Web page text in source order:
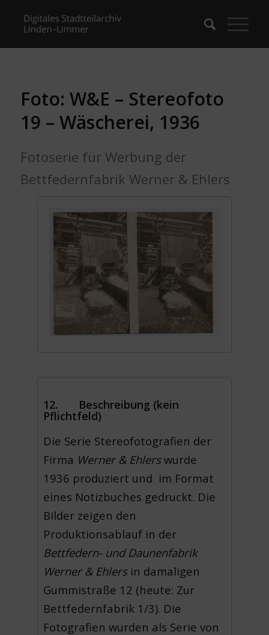
Foto: W&E – Stereofoto
19 – Wäscherei, 1936
Fotoserie für Werbung der
Bettfedernfabrik Werner & Ehlers
12. Beschreibung (kein
Pflichtfeld)
Die Serie Stereofotografien der
Firma Werner & Ehlerswurde
1936 produziert und im Format
eines Notizbuches gedruckt. Die
Bilder zeigen den
Produktionsablauf in der
Bettfedern- und Daunenfabrik
Werner & Ehlersin damaligen
Gummistraße 12 (heute: Zur
Bettfedernfabrik 1/3). Die
Fotografien wurden als Serie von